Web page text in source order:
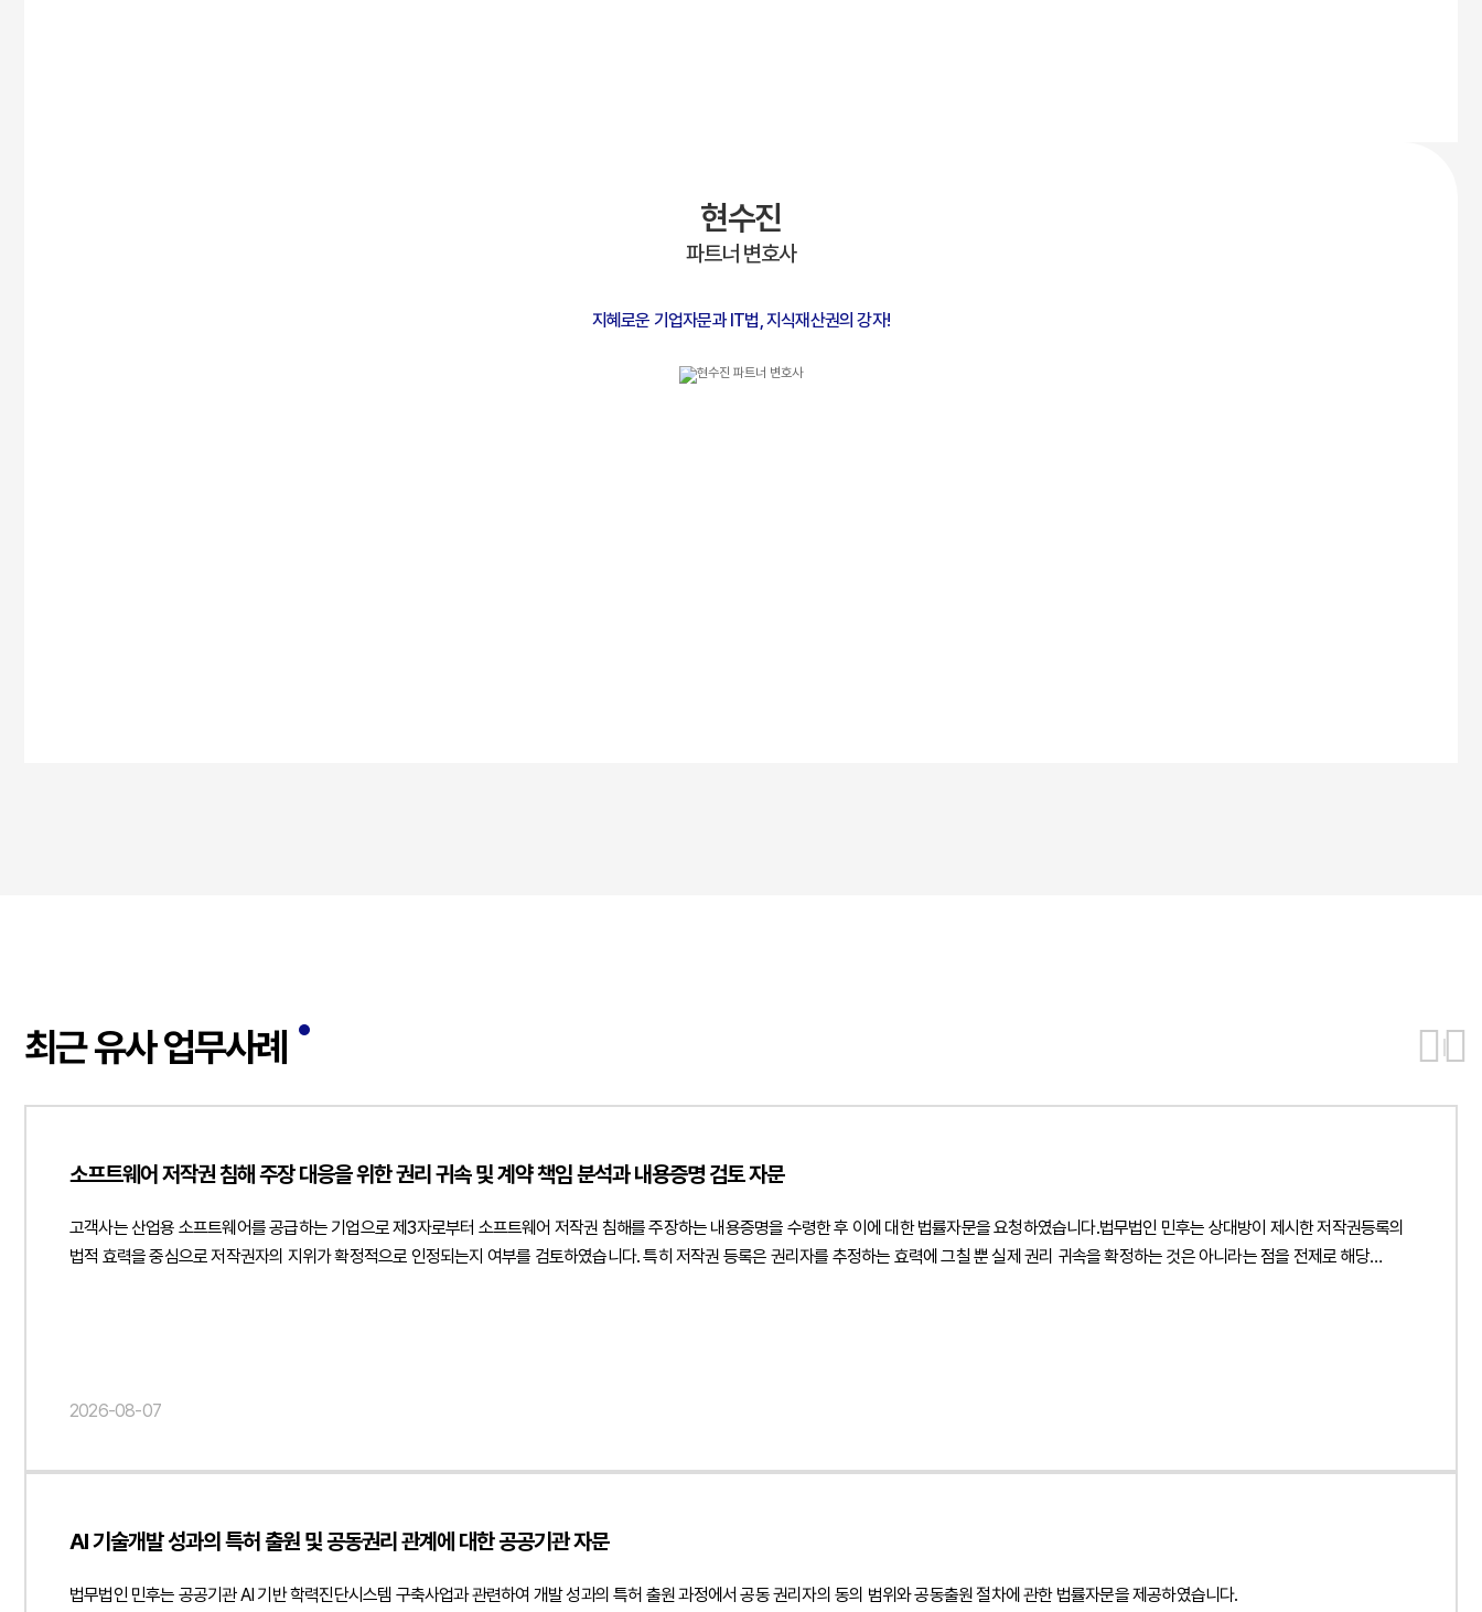
현수진
파트너 변호사
지혜로운 기업자문과 IT법, 지식재산권의 강자!
최근 유사 업무사례
소프트웨어 저작권 침해 주장 대응을 위한 권리 귀속 및 계약 책임 분석과 내용증명 검토 자문
고객사는 산업용 소프트웨어를 공급하는 기업으로 제3자로부터 소프트웨어 저작권 침해를 주장하는 내용증명을 수령한 후 이에 대한 법률자문을 요청하였습니다.법무법인 민후는 상대방이 제시한 저작권등록의
법적 효력을 중심으로 저작권자의 지위가 확정적으로 인정되는지 여부를 검토하였습니다. 특히 저작권 등록은 권리자를 추정하는 효력에 그칠 뿐 실제 권리 귀속을 확정하는 것은 아니라는 점을 전제로 해당
증거 확보 방안도 함께 검토하였습니다. 이를 통해 저작권 침해 여부가 명확히 확인되지 않은 상태에서 성급하게 책임을 인정하지 않으면서도 향후 민사상 분쟁에 대비할 수 있는 단계별 대응 전략을
"url": " https://minwho.kr/images/common/logo.png" } }, "mainEntityOfPage": { "@type": "WebPage", "@id": " https://minwho.kr/kr/business/business_case_view.php?idx=48139" } } { "@context": "
"@type": "Answer", "text": "저작권 등록은 등록된 권리자를 추정하는 효력이 있을 뿐 실제 권리 귀속을 확정하는 것은 아닙니다." } }] }
2026-08-07
AI 기술개발 성과의 특허 출원 및 공동권리 관계에 대한 공공기관 자문
법무법인 민후는 공공기관 AI 기반 학력진단시스템 구축사업과 관련하여 개발 성과의 특허 출원 과정에서 공동 권리자의 동의 범위와 공동출원 절차에 관한 법률자문을 제공하였습니다.